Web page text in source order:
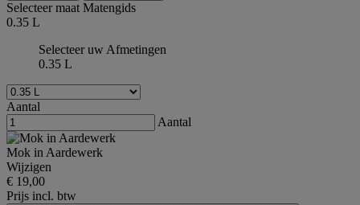
Selecteer maatMatengids
0.35 L
Selecteer uw Afmetingen
0.35 L
Aantal
Aantal
Mok in Aardewerk
Wijzigen
€ 19,00
Prijs incl. btw